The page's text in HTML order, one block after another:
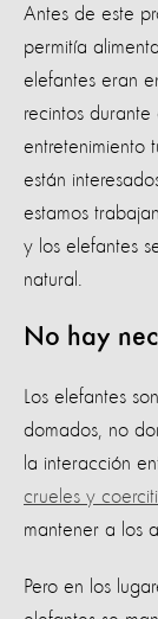
Antes de este
permitía
elefantes eran
recintos
entretenimiento
están
estamos
y los elefantes
natural.
No hay
Los elefantes
domados, no
la interacción
crueles y
mantener a los
Pero en los